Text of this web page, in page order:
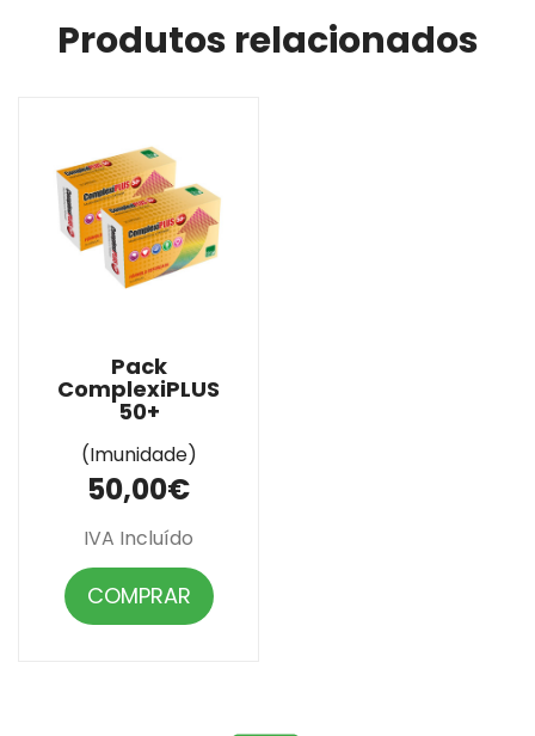
Produtos relacionados
Pack
ComplexiPLUS
50+
(Imunidade)
50,00€
IVA Incluído
COMPRAR